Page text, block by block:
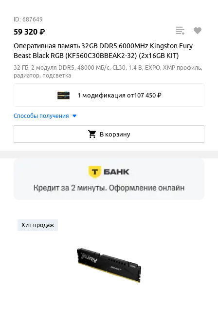
ID: 687649
59 320 ₽
Оперативная память 32GB DDR5 6000MHz Kingston Fury
Beast Black RGB (KF560C30BBEAK2-32) (2x16GB KIT)
32 ГБ, 2 модуля DDR5, 48000 МБ/с, CL30, 1.4 В, EXPO, XMP профиль,
радиатор, подсветка
1 модификация от107 450 ₽
Способы получения
В корзину
Хит продаж